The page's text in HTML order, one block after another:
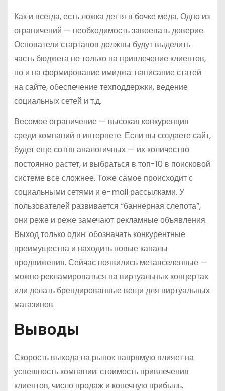
Как и всегда, есть ложка дегтя в бочке меда. Одно из
ограничений — необходимость завоевать доверие.
Основатели стартапов должны будут выделить
часть бюджета не только на привлечение клиентов,
но и на формирование имиджа: написание статей
на сайте, обеспечение техподдержки, ведение
социальных сетей и т.д.
Весомое ограничение — высокая конкуренция
среди компаний в интернете. Если вы создаете сайт,
будет еще сотня аналогичных — их количество
постоянно растет, и выбраться в топ-10 в поисковой
системе все сложнее. Тоже самое происходит с
социальными сетями и e-mail рассылками. У
пользователей развивается “баннерная слепота”,
они реже и реже замечают рекламные объявления.
Выход только один: обозначать конкурентные
преимущества и находить новые каналы
продвижения. Сейчас появились метавселенные —
можно рекламироваться на виртуальных концертах
или делать брендированные вещи для виртуальных
магазинов.
Выводы
Скорость выхода на рынок напрямую влияет на
успешность компании: стоимость привлечения
клиентов, число продаж и конечную прибыль.